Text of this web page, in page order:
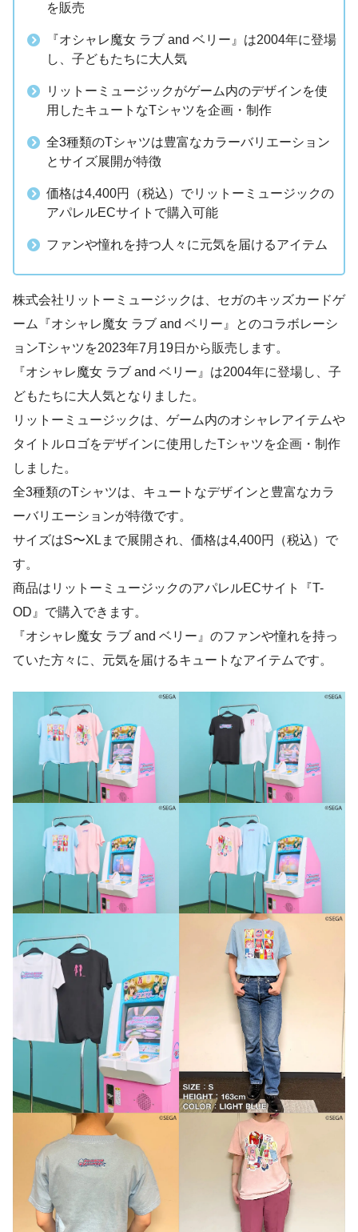
を販売
『オシャレ魔女 ラブ and ベリー』は2004年に登場
し、子どもたちに大人気
リットーミュージックがゲーム内のデザインを使
用したキュートなTシャツを企画・制作
全3種類のTシャツは豊富なカラーバリエーション
とサイズ展開が特徴
価格は4,400円（税込）でリットーミュージックの
アパレルECサイトで購入可能
ファンや憧れを持つ人々に元気を届けるアイテム
株式会社リットーミュージックは、セガのキッズカードゲ
ーム『オシャレ魔女 ラブ and ベリー』とのコラボレーシ
ョンTシャツを2023年7月19日から販売します。
『オシャレ魔女 ラブ and ベリー』は2004年に登場し、子
どもたちに大人気となりました。
リットーミュージックは、ゲーム内のオシャレアイテムや
タイトルロゴをデザインに使用したTシャツを企画・制作
しました。
全3種類のTシャツは、キュートなデザインと豊富なカラ
ーバリエーションが特徴です。
サイズはS〜XLまで展開され、価格は4,400円（税込）で
す。
商品はリットーミュージックのアパレルECサイト『T-
OD』で購入できます。
『オシャレ魔女 ラブ and ベリー』のファンや憧れを持っ
ていた方々に、元気を届けるキュートなアイテムです。